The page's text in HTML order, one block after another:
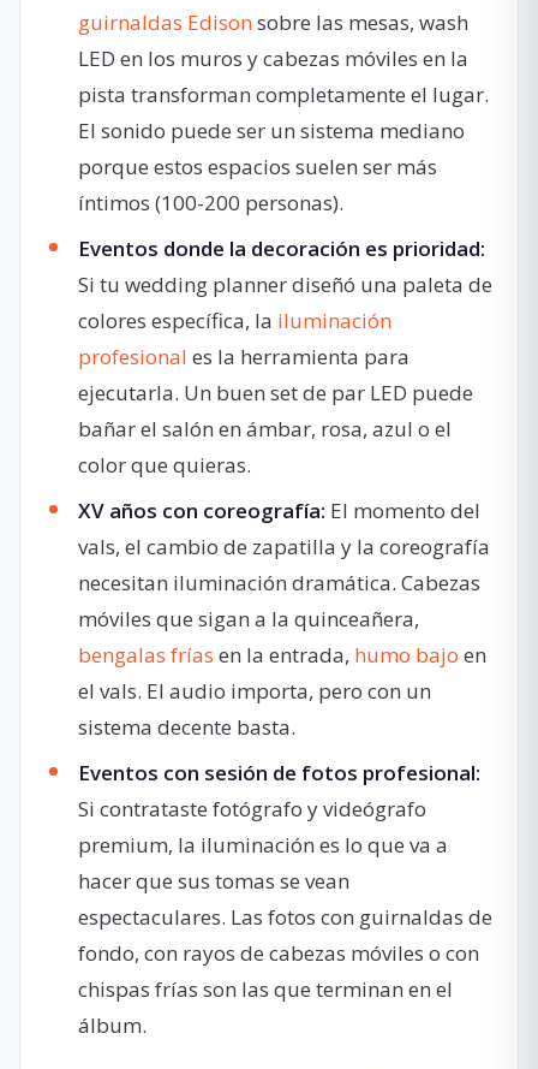
guirnaldas Edisonsobre las mesas, wash
LED en los muros y cabezas móviles en la
pista transforman completamente el lugar.
El sonido puede ser un sistema mediano
porque estos espacios suelen ser más
íntimos (100-200 personas).
Eventos donde la decoración es prioridad:
Si tu wedding planner diseñó una paleta de
colores específica, la iluminación
profesional es la herramienta para
ejecutarla. Un buen set de par LED puede
bañar el salón en ámbar, rosa, azul o el
color que quieras.
XV años con coreografía: El momento del
vals, el cambio de zapatilla y la coreografía
necesitan iluminación dramática. Cabezas
móviles que sigan a la quinceañera,
bengalas frías en la entrada, humo bajo en
el vals. El audio importa, pero con un
sistema decente basta.
Eventos con sesión de fotos profesional:
Si contrataste fotógrafo y videógrafo
premium, la iluminación es lo que va a
hacer que sus tomas se vean
espectaculares. Las fotos con guirnaldas de
fondo, con rayos de cabezas móviles o con
chispas frías son las que terminan en el
álbum.